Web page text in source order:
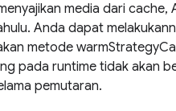
media dari
Anda dapat
metode
pada runtime tidak akan
pemutaran.